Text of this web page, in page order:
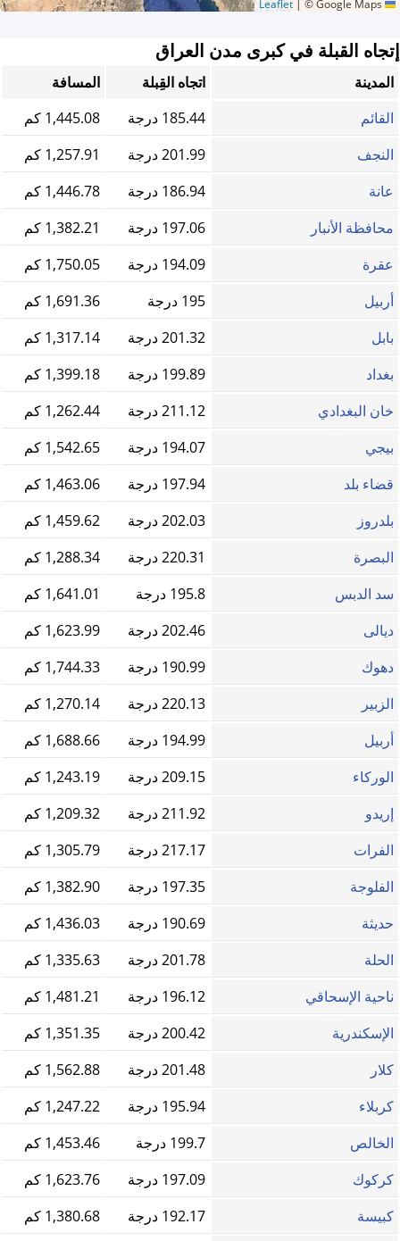
© Google Maps
إتجاه القبلة في كبرى مدن العراق
المدينة اتجاه القِبلة
المسافة
القائم
185.44 درجة
1,445.08 كم
النجف
201.99 درجة
1,257.91 كم
عانة
186.94 درجة
1,446.78 كم
محافظة الأنبار
197.06 درجة
1,382.21 كم
عقرة
194.09 درجة
1,750.05 كم
أربيل
195 درجة
1,691.36 كم
بابل
201.32 درجة
1,317.14 كم
بغداد
199.89 درجة
1,399.18 كم
خان البغدادي
211.12 درجة
1,262.44 كم
بيجي
194.07 درجة
1,542.65 كم
قضاء بلد
197.94 درجة
1,463.06 كم
بلدروز
202.03 درجة
1,459.62 كم
البصرة
220.31 درجة
1,288.34 كم
سد الدبس
195.8 درجة
1,641.01 كم
ديالى
202.46 درجة
1,623.99 كم
دهوك
190.99 درجة
1,744.33 كم
الزبير
220.13 درجة
1,270.14 كم
أربيل
194.99 درجة
1,688.66 كم
الوركاء
209.15 درجة
1,243.19 كم
إريدو
211.92 درجة
1,209.32 كم
الفرات
217.17 درجة
1,305.79 كم
الفلوجة
197.35 درجة
1,382.90 كم
حديثة
190.69 درجة
1,436.03 كم
الحلة
201.78 درجة
1,335.63 كم
ناحية الإسحاقي
196.12 درجة
1,481.21 كم
الإسكندرية
200.42 درجة
1,351.35 كم
كلار
201.48 درجة
1,562.88 كم
كربلاء
195.94 درجة
1,247.22 كم
الخالص
199.7 درجة
1,453.46 كم
كركوك
197.09 درجة
1,623.76 كم
كبيسة
192.17 درجة
1,380.68 كم